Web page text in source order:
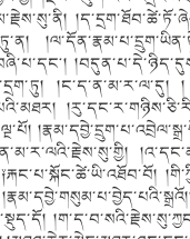
།ང་ད་ན་མ་ར་ལ་དུ།